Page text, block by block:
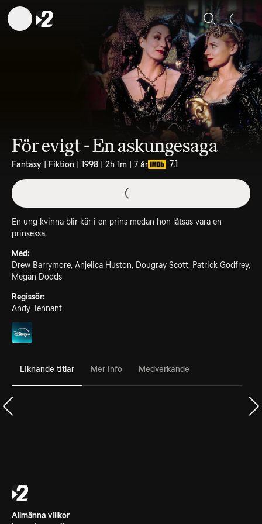
Sök
För evigt - En askungesaga
Fantasy | Fiktion | 1998 | 2h 1m | 7 år 7.1
En ung kvinna blir kär i en prins medan hon låtsas vara en
prinsessa.
Med:
Drew Barrymore, Anjelica Huston, Dougray Scott, Patrick Godfrey,
Megan Dodds
Regissör:
Andy Tennant
Liknande titlar Mer info Medverkande
Allmänna villkor